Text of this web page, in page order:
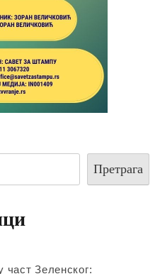
Претрага
част Зеленског: